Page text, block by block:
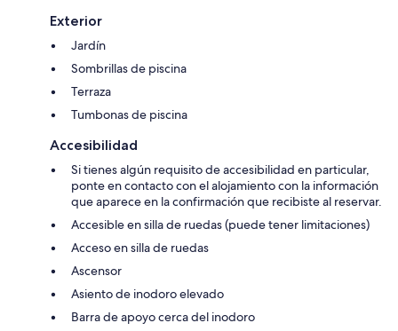
Exterior
Jardín
Sombrillas de piscina
Terraza
Tumbonas de piscina
Accesibilidad
Si tienes algún requisito de accesibilidad en particular,
ponte en contacto con el alojamiento con la información
que aparece en la confirmación que recibiste al reservar.
Accesible en silla de ruedas (puede tener limitaciones)
Acceso en silla de ruedas
Ascensor
Asiento de inodoro elevado
Barra de apoyo cerca del inodoro